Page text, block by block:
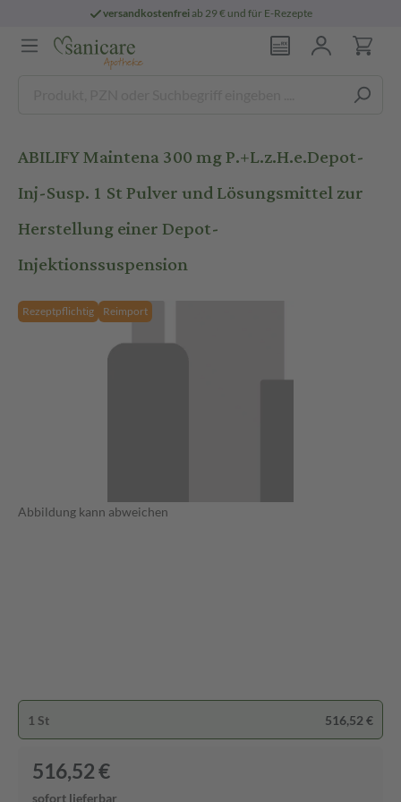
versandkostenfreiab 29 € und für E-Rezepte
ABILIFY Maintena 300 mg P.+L.z.H.e.Depot-
Inj-Susp. 1 St Pulver und Lösungsmittel zur
Herstellung einer Depot-
Injektionssuspension
Rezeptpflichtig Reimport
Abbildung kann abweichen
1 St 516,52 €
516,52 €
sofort lieferbar